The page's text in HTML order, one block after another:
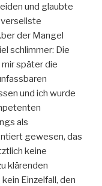
und glaubte
der Mangel
schlimmer: Die
später die
und ich wurde
als
gewesen, das
keine
klärenden
Einzelfall, den